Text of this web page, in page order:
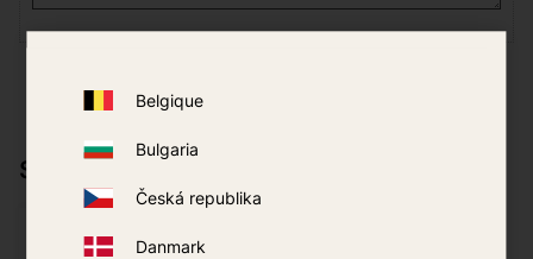
Belgique
Bulgaria
Česká republika
Danmark
Sākas kopā ar